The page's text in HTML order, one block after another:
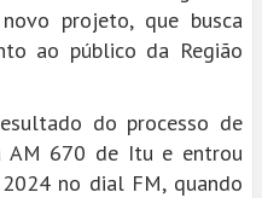
projeto, que busca
ao público da Região
do processo de
AM 670 de Itu e entrou
no dial FM, quando